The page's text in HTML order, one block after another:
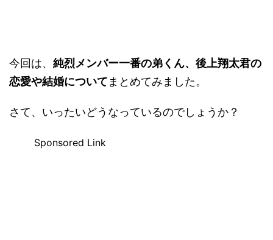
今回は、 純烈メンバー一番の弟くん、後上翔太君の
恋愛や結婚について まとめてみました。
さて、いったいどうなっているのでしょうか？
Sponsored Link